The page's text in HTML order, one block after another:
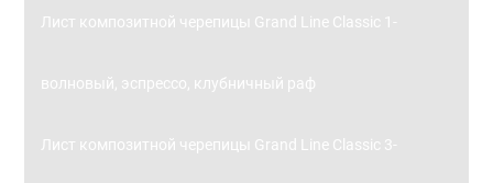
Лист композитной черепицы Grand Line Classic 1-
волновый, эспрессо, клубничный раф
Лист композитной черепицы Grand Line Classic 3-